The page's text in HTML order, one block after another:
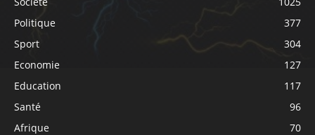
Politique
377
Sport
304
Economie
127
Education
117
Santé
96
Afrique
70